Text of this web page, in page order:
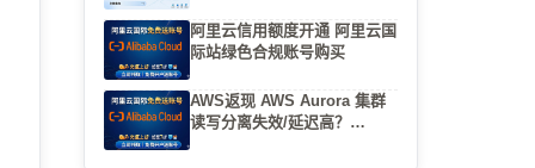
阿里云信用额度开通 阿里云国
际站绿色合规账号购买
AWS返现 AWS Aurora 集群
读写分离失效/延迟高？